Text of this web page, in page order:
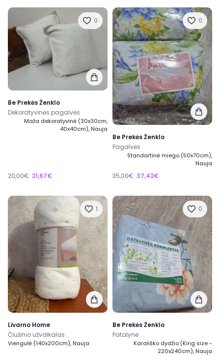
0
Be Prekės Ženklo
Dekoratyvinės pagalvės
Maža dekoratyvinė (30x30cm,
40x40cm), Nauja
20,00€ 21,67€
0
Be Prekės Ženklo
Pagalvės
Standartinė miego (50x70cm),
Nauja
35,00€ 37,42€
1
Livarno Home
Čiužinio užvalkalas
Viengulė (140x200cm), Nauja
0
Be Prekės Ženklo
Patalynė
Karališko dydžio (King size -
220x240cm), Nauja